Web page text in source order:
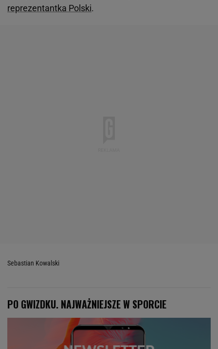
reprezentantka Polski.
Sebastian Kowalski